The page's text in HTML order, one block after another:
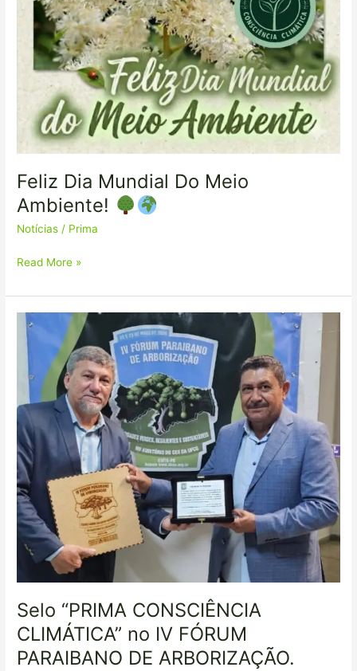
Feliz Dia Mundial Do Meio
Ambiente!
Notícias / Prima
Read More »
Selo “PRIMA CONSCIÊNCIA
CLIMÁTICA” no IV FÓRUM
PARAIBANO DE ARBORIZAÇÃO.
Selo
“PRIMA
CONSCIÊNCIA
CLIMÁTICA”
IV
FÓRUM
PARAIBANO
DE
ARBORIZAÇÃO.